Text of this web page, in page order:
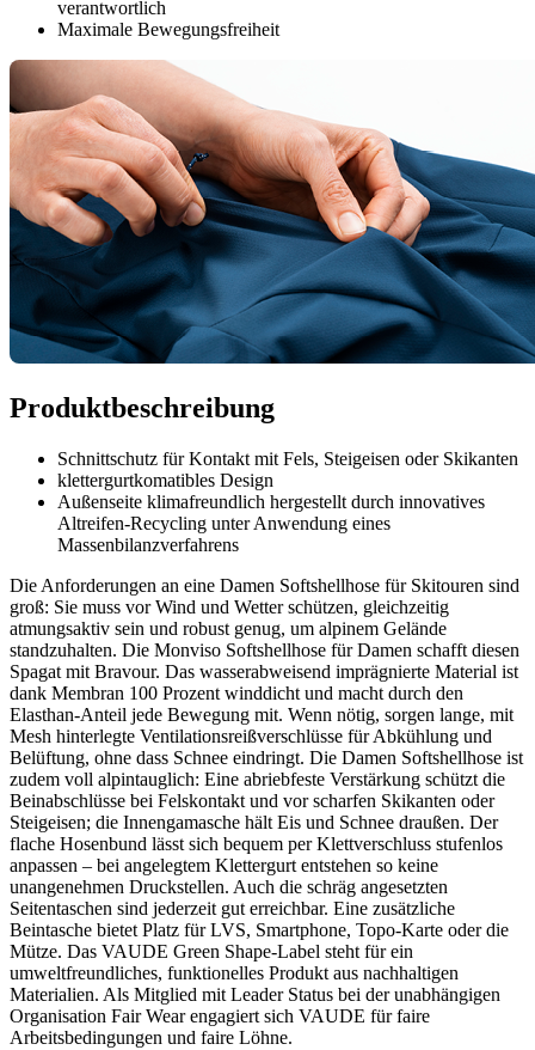
verantwortlich
Maximale Bewegungsfreiheit
Produktbeschreibung
Schnittschutz für Kontakt mit Fels, Steigeisen oder Skikanten
klettergurtkomatibles Design
Außenseite klimafreundlich hergestellt durch innovatives
Altreifen-Recycling unter Anwendung eines
Massenbilanzverfahrens
Die Anforderungen an eine Damen Softshellhose für Skitouren sind
groß: Sie muss vor Wind und Wetter schützen, gleichzeitig
atmungsaktiv sein und robust genug, um alpinem Gelände
standzuhalten. Die Monviso Softshellhose für Damen schafft diesen
Spagat mit Bravour. Das wasserabweisend imprägnierte Material ist
dank Membran 100 Prozent winddicht und macht durch den
Elasthan-Anteil jede Bewegung mit. Wenn nötig, sorgen lange, mit
Mesh hinterlegte Ventilationsreißverschlüsse für Abkühlung und
Belüftung, ohne dass Schnee eindringt. Die Damen Softshellhose ist
zudem voll alpintauglich: Eine abriebfeste Verstärkung schützt die
Beinabschlüsse bei Felskontakt und vor scharfen Skikanten oder
Steigeisen; die Innengamasche hält Eis und Schnee draußen. Der
flache Hosenbund lässt sich bequem per Klettverschluss stufenlos
anpassen – bei angelegtem Klettergurt entstehen so keine
unangenehmen Druckstellen. Auch die schräg angesetzten
Seitentaschen sind jederzeit gut erreichbar. Eine zusätzliche
Beintasche bietet Platz für LVS, Smartphone, Topo-Karte oder die
Mütze. Das VAUDE Green Shape-Label steht für ein
umweltfreundliches, funktionelles Produkt aus nachhaltigen
Materialien. Als Mitglied mit Leader Status bei der unabhängigen
Organisation Fair Wear engagiert sich VAUDE für faire
Arbeitsbedingungen und faire Löhne.